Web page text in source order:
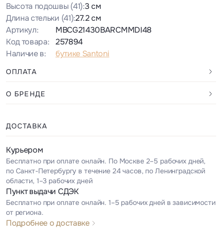
Высота подошвы (41):3 см
Длина стельки (41):27.2 см
Артикул:
MBCG21430BARCMMDI48
Код товара:
257894
Наличие в:
бутике Santoni
ОПЛАТА
О БРЕНДЕ
ДОСТАВКА
Курьером
Бесплатно при оплате онлайн. По Москве 2–5 рабочих дней,
по Санкт-Петербургу в течение 24 часов, по Ленинградской
области, 1–3 рабочих дней
Пункт выдачи СДЭК
Бесплатно при оплате онлайн. 1–5 рабочих дней в зависимости
от региона.
Подробнее о доставке